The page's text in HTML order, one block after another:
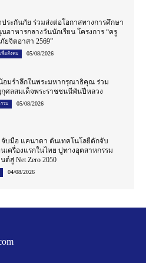
ระกันภัย ร่วมส่งต่อโอกาสทางการศึกษา
อาหารกลางวันนักเรียน โครงการ “ครู
ยจิตอาสา 2569”
พื่อสังคม 05/08/2026
อมรำลึกในพระมหากรุณาธิคุณ ร่วม
ศลสมเด็จพระราชชนนีพันปีหลวง
รม 05/08/2026
จับมือ แคนาดา ดันเทคโนโลยีดักจับ
เครื่องแรกในไทย ปูทางอุตสาหกรรม
ต์สู่ Net Zero 2050
04/08/2026